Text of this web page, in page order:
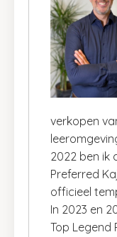
verkopen
2022 ben ik
Preferred
officieel
In 2023 en
Top Legend